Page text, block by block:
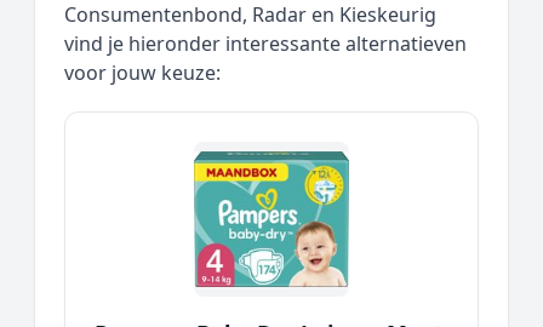
Consumentenbond, Radar en Kieskeurig
vind je hieronder interessante alternatieven
voor jouw keuze: